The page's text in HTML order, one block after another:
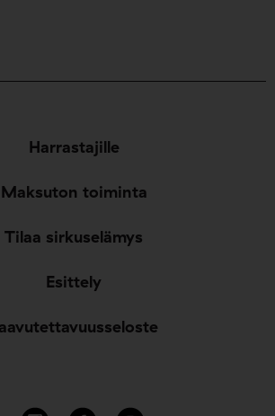
Harrastajille
Maksuton toiminta
Tilaa sirkuselämys
Esittely